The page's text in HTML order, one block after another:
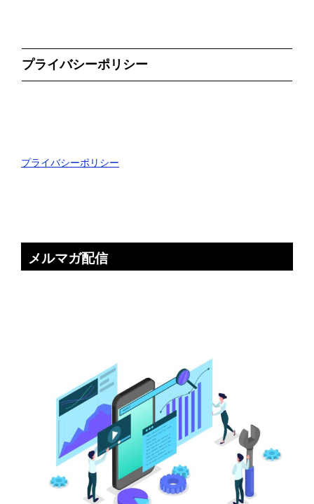
プライバシーポリシー
プライバシーポリシー
メルマガ配信